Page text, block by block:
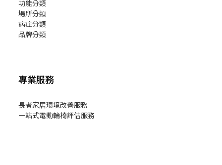
功能分類
場所分類
病症分類
品牌分類
專業服務
長者家居環境改善服務
一站式電動輪椅評估服務